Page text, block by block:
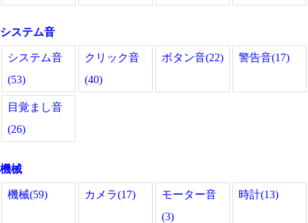
システム音
システム音
(53)
クリック音
(40)
ボタン音(22) 警告音(17)
目覚まし音
(26)
機械
機械(59) カメラ(17)
モーター音
(3)
時計(13)